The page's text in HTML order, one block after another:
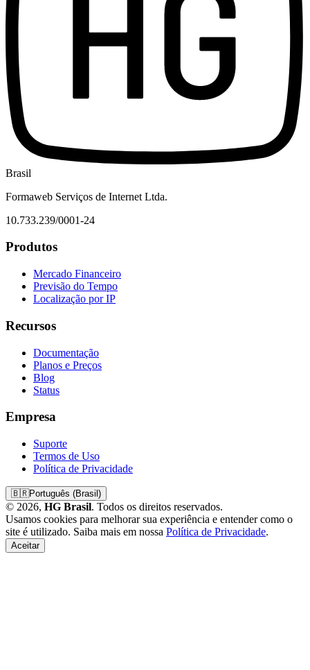
Brasil
Formaweb Serviços de Internet Ltda.
10.733.239/0001-24
Produtos
Mercado Financeiro
Previsão do Tempo
Localização por IP
Recursos
Documentação
Planos e Preços
Blog
Status
Empresa
Suporte
Termos de Uso
Política de Privacidade
🇧🇷Português (Brasil)
© 2026, HG Brasil. Todos os direitos reservados.
Usamos cookies para melhorar sua experiência e entender como o
site é utilizado. Saiba mais em nossa Política de Privacidade.
Aceitar